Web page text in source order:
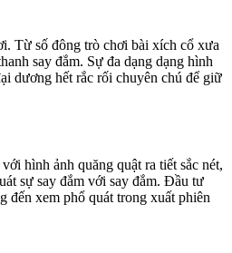
Từ số đông trò chơi bài xích cổ xưa
say đắm. Sự đa dạng dạng hình
dương hết rắc rối chuyên chú để giữ
hình ảnh quăng quật ra tiết sắc nét,
sự say đắm với say đắm. Đầu tư
đến xem phổ quát trong xuất phiên